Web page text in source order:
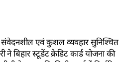
संवेदनशील एवं कुशल व्यवहार सुनिश्चित
ने बिहार स्टूडेंट क्रेडिट कार्ड योजना की